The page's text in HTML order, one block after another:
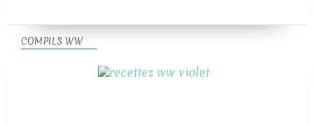
COMPILS WW